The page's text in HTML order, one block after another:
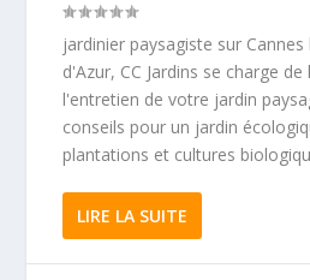
jardinier paysagiste sur
d'Azur, CC Jardins se charge
l'entretien de votre jardin
conseils pour un jardin
plantations et cultures
LIRE LA SUITE